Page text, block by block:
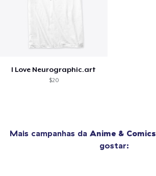
I Love Neurographic.art
$20
Mais campanhas da Anime & Comics
gostar: